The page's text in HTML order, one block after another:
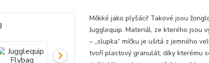
Měkké jako plyšáci! Takové jsou
Jugglequip. Materiál, ze kterého jsou
– „slupka“ míčku je ušitá z jemného
tvoří plastový granulát, díky kterému